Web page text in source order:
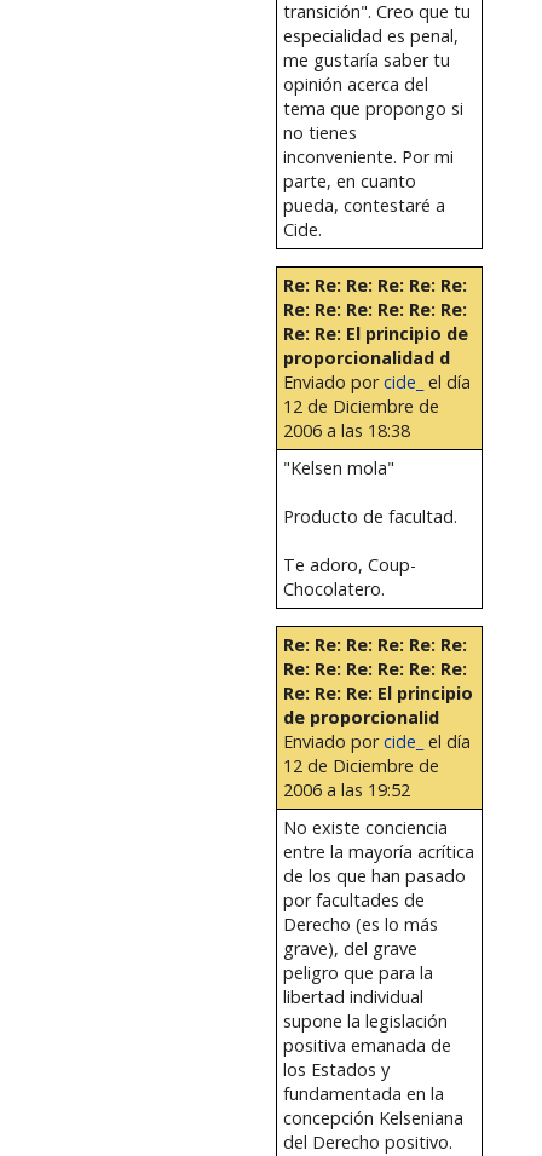
transición". Creo que tu
especialidad es penal,
me gustaría saber tu
opinión acerca del
tema que propongo si
no tienes
inconveniente. Por mi
parte, en cuanto
pueda, contestaré a
Cide.
Re: Re: Re: Re: Re: Re:
Re: Re: Re: Re: Re: Re:
Re: Re: El principio de
proporcionalidad d
Enviado porcide_ el día
12 de Diciembre de
2006 a las 18:38
"Kelsen mola"
Producto de facultad.
Te adoro, Coup-
Chocolatero.
Re: Re: Re: Re: Re: Re:
Re: Re: Re: Re: Re: Re:
Re: Re: Re: El principio
de proporcionalid
Enviado porcide_ el día
12 de Diciembre de
2006 a las 19:52
No existe conciencia
entre la mayoría acrítica
de los que han pasado
por facultades de
Derecho (es lo más
grave), del grave
peligro que para la
libertad individual
supone la legislación
positiva emanada de
los Estados y
fundamentada en la
concepción Kelseniana
del Derecho positivo.